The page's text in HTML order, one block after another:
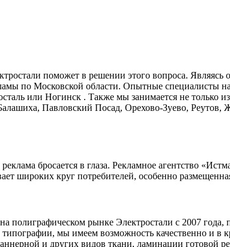
поможет в решении этого вопроса. Являясь
по Московской области. Опытные специалисты
или Ногинск . Также мы занимается не только
Павловский Посад, Орехово-Зуево, Реутов,
бросается в глаза. Рекламное агентство
широких круг потребителей, особенно
полиграфическом рынке Электростали с 2007 года,
мы имеем возможность качественно и в
и других видов ткани, ламинации готовой